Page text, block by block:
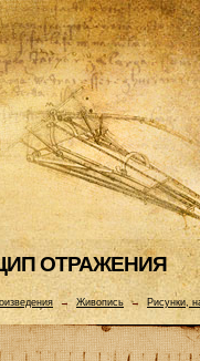
ОТРАЖЕHИЯ
→ Живопись → Рисунки,